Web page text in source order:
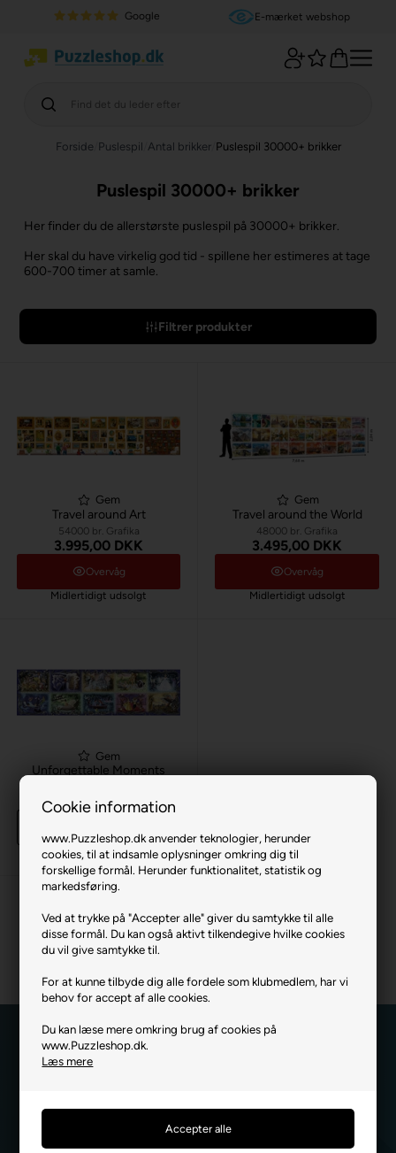
Cookie information
www.Puzzleshop.dk anvender teknologier, herunder
cookies, til at indsamle oplysninger omkring dig til
forskellige formål. Herunder funktionalitet, statistik og
markedsføring.
Ved at trykke på "Accepter alle" giver du samtykke til alle
disse formål. Du kan også aktivt tilkendegive hvilke cookies
du vil give samtykke til.
For at kunne tilbyde dig alle fordele som klubmedlem, har vi
behov for accept af alle cookies.
Du kan læse mere omkring brug af cookies på
www.Puzzleshop.dk.
Læs mere
Google E-mærket webshop
Forside Puslespil Antal brikker Puslespil 30000+ brikker
Puslespil 30000+ brikker
Her finder du de allerstørste puslespil på 30000+ brikker.
Her skal du have virkelig god tid - spillene her estimeres at tage
600-700 timer at samle.
Filtrer produkter
Gem
Travel around Art
54000 br. Grafika
3.995,00 DKK
Overvåg
Midlertidigt udsolgt
Gem
Travel around the World
48000 br. Grafika
3.495,00 DKK
Overvåg
Midlertidigt udsolgt
Gem
Unforgettable Moments
2.999,00 DKK
3 stk på lager